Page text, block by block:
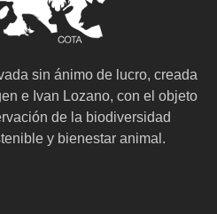
sin ánimo de lucro, creada
e Ivan Lozano, con el objeto
de la biodiversidad
y bienestar animal.